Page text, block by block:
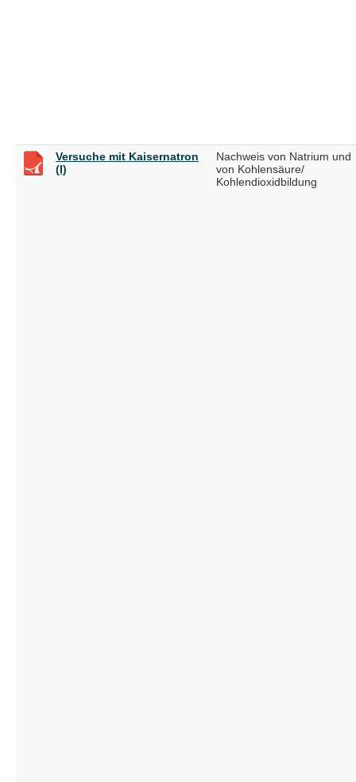
Versuche mit Kaisernatron
(I)
Nachweis von Natrium und
von Kohlensäure/
Kohlendioxidbildung